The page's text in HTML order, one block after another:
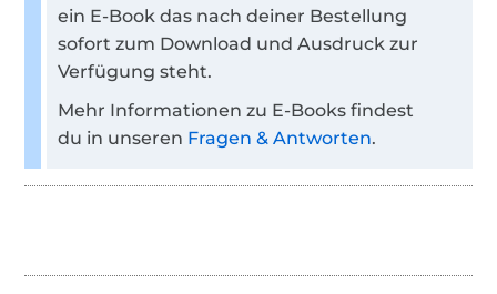
ein E-Book das nach deiner Bestellung
sofort zum Download und Ausdruck zur
Verfügung steht.
Mehr Informationen zu E-Books findest
du in unseren Fragen & Antworten.